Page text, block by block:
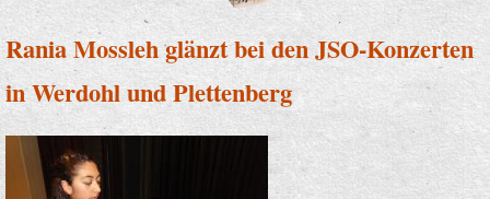
Rania Mossleh glänzt bei den JSO-Konzerten
in Werdohl und Plettenberg